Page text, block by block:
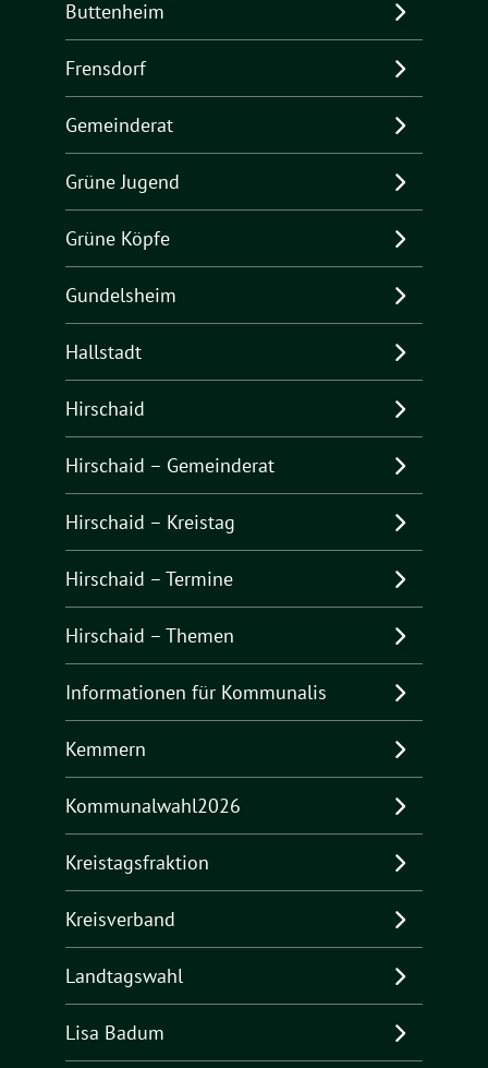
Buttenheim
Frensdorf
Gemeinderat
Grüne Jugend
Grüne Köpfe
Gundelsheim
Hallstadt
Hirschaid
Hirschaid – Gemeinderat
Hirschaid – Kreistag
Hirschaid – Termine
Hirschaid – Themen
Informationen für Kommunalis
Kemmern
Kommunalwahl2026
Kreistagsfraktion
Kreisverband
Landtagswahl
Lisa Badum